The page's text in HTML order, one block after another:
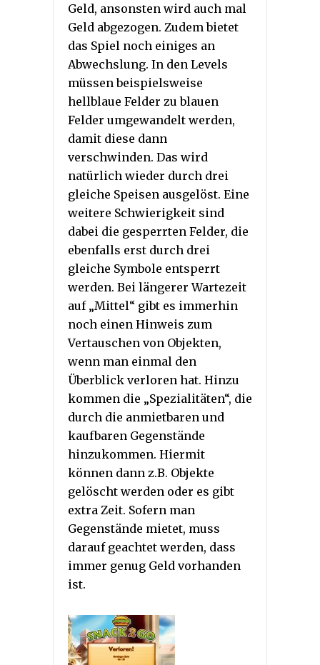
Geld, ansonsten wird auch mal
Geld abgezogen. Zudem bietet
das Spiel noch einiges an
Abwechslung. In den Levels
müssen beispielsweise
hellblaue Felder zu blauen
Felder umgewandelt werden,
damit diese dann
verschwinden. Das wird
natürlich wieder durch drei
gleiche Speisen ausgelöst. Eine
weitere Schwierigkeit sind
dabei die gesperrten Felder, die
ebenfalls erst durch drei
gleiche Symbole entsperrt
werden. Bei längerer Wartezeit
auf „Mittel“ gibt es immerhin
noch einen Hinweis zum
Vertauschen von Objekten,
wenn man einmal den
Überblick verloren hat. Hinzu
kommen die „Spezialitäten“, die
durch die anmietbaren und
kaufbaren Gegenstände
hinzukommen. Hiermit
können dann z.B. Objekte
gelöscht werden oder es gibt
extra Zeit. Sofern man
Gegenstände mietet, muss
darauf geachtet werden, dass
immer genug Geld vorhanden
ist.